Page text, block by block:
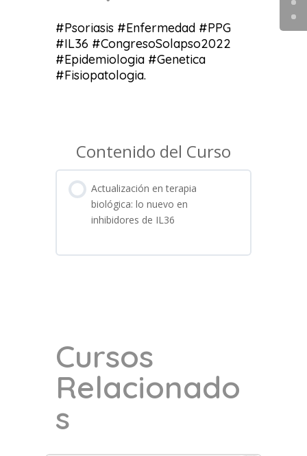
#Psoriasis #Enfermedad #PPG
#IL36 #CongresoSolapso2022
#Epidemiologia #Genetica
#Fisiopatologia.
Contenido del Curso
Actualización en terapia
biológica: lo nuevo en
inhibidores de IL36
Cursos
Relacionado
s